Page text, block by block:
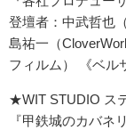
登壇者：中武哲也
島祐一（
フィルム） 《ベル
★WIT STUDIO ス
『甲鉄城のカバネ